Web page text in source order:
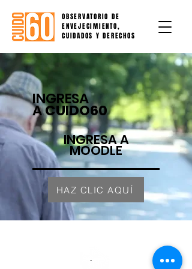
OBSERVATORIO DE
ENVEJECIMIENTO,
CUIDADOS Y DERECHOS
INGRESA
ACUIDO60
INGRESA A
MOODLE
HAZ CLIC AQUÍ